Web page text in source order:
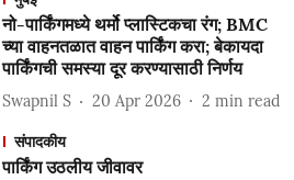
नो-पार्किंगमध्ये थर्मो प्लास्टिकचा रंग; BMC
च्या वाहनतळात वाहन पार्किंग करा; बेकायदा
पार्किंगची समस्या दूर करण्यासाठी निर्णय
Swapnil S 20 Apr 2026 2 min read
संपादकीय
पार्किंग उठलीय जीवावर